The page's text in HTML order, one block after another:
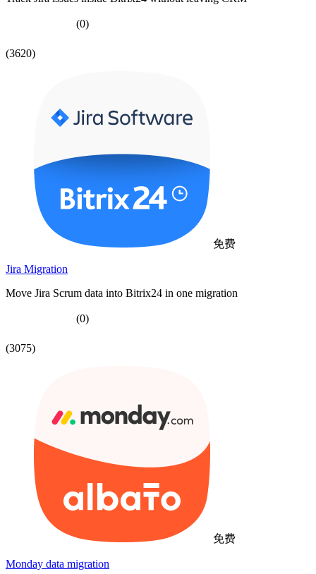
(0)
(3620)
免费
Jira Migration
Move Jira Scrum data into Bitrix24 in one migration
(0)
(3075)
免费
Monday data migration